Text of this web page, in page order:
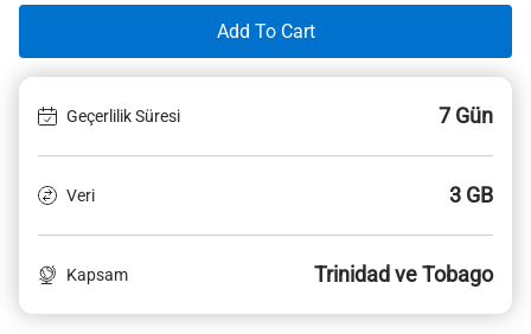
Add To Cart
Geçerlilik Süresi 7 Gün
Veri 3 GB
Kapsam Trinidad ve Tobago